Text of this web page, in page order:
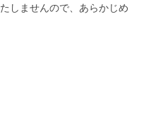
しませんので、あらかじめ